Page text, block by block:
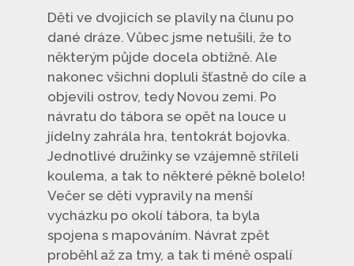
Děti ve dvojicích se plavily na člunu po
dané dráze. Vůbec jsme netušili, že to
některým půjde docela obtížně. Ale
nakonec všichni dopluli šťastně do cíle a
objevili ostrov, tedy Novou zemi. Po
návratu do tábora se opět na louce u
jídelny zahrála hra, tentokrát bojovka.
Jednotlivé družinky se vzájemně stříleli
koulema, a tak to některé pěkně bolelo!
Večer se děti vypravily na menší
vycházku po okolí tábora, ta byla
spojena s mapováním. Návrat zpět
proběhl až za tmy, a tak ti méně ospalí